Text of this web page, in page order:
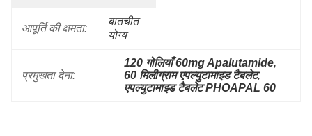
आपूर्ति की क्षमता:
बातचीत
योग्य
प्रमुखता देना:
120 गोलियाँ 60mg Apalutamide,
60 मिलीग्राम एपल्युटामाइड टैबलेट,
एपल्युटामाइड टैबलेट PHOAPAL 60